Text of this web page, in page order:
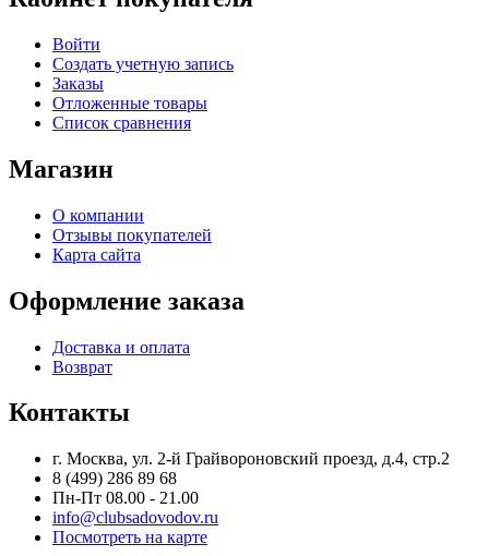
Войти
Создать учетную запись
Заказы
Отложенные товары
Список сравнения
Магазин
О компании
Отзывы покупателей
Карта сайта
Оформление заказа
Доставка и оплата
Возврат
Контакты
г. Москва, ул. 2-й Грайвороновский проезд, д.4, стр.2
8 (499) 286 89 68
Пн-Пт 08.00 - 21.00
info@clubsadovodov.ru
Посмотреть на карте